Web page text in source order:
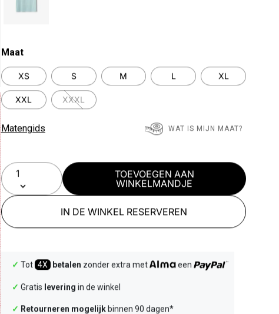
Maat
XS S M L XL
XXL XXXL
Matengids WAT IS MIJN MAAT?
TOEVOEGEN AAN
WINKELMANDJE
IN DE WINKEL RESERVEREN
✓ Tot 4X betalen zonder extra met een
✓ Gratis levering in de winkel
✓ Retourneren mogelijk binnen 90 dagen*